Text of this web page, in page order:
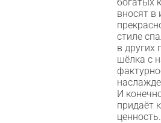
вносят в
стиле
в других
шёлка с
И
придаёт
ценность.